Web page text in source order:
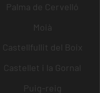
Palma de Cervelló
Moià
Castellfullit del Boix
Castellet i la Gornal
Puig-reig